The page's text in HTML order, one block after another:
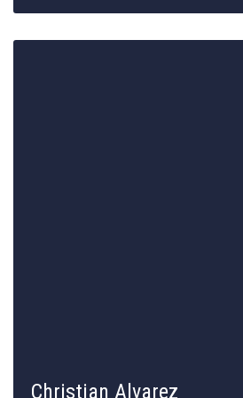
Christian Alvarez